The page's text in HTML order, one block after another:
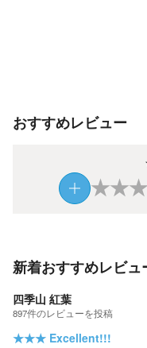
おすすめレビュー
★★★
新着おすすめレビュ
四季山 紅葉
897件のレビューを投稿
★★★ Excellent!!!